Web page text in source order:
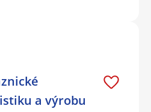
a výrobu